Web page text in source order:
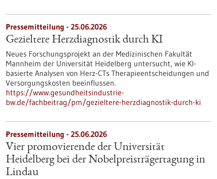
Pressemitteilung - 25.06.2026
Gezieltere Herzdiagnostik durch KI
Neues Forschungsprojekt an der Medizinischen Fakultät
Mannheim der Universität Heidelberg untersucht, wie KI-
basierte Analysen von Herz-CTs Therapieentscheidungen und
Versorgungskosten beeinflussen.
https://www.gesundheitsindustrie-
bw.de/fachbeitrag/pm/gezieltere-herzdiagnostik-durch-ki
Pressemitteilung - 25.06.2026
Vier promovierende der Universität
Heidelberg bei der Nobelpreisträgertagung in
Lindau